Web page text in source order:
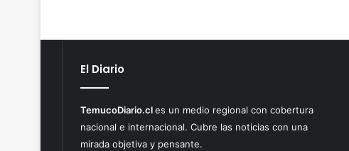
El Diario
TemucoDiario.cles un medio regional con cobertura
nacional e internacional. Cubre las noticias con una
mirada objetiva y pensante.